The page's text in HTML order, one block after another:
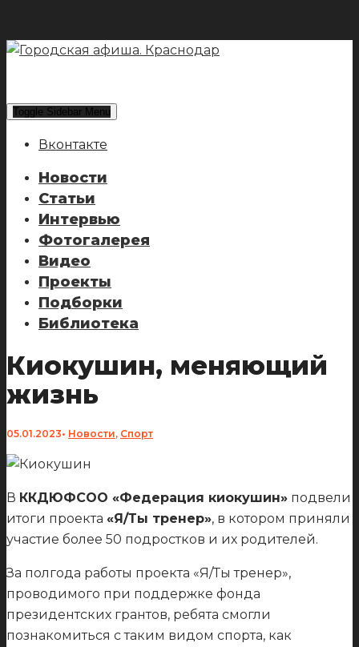
Toggle Sidebar Menu
Вконтакте
Новости
Статьи
Интервью
Фотогалерея
Видео
Проекты
Подборки
Библиотека
Киокушин, меняющий
жизнь
05.01.2023• Новости, Спорт
В ККДЮФСОО «Федерация киокушин» подвели
итоги проекта «Я/Ты тренер», в котором приняли
участие более 50 подростков и их родителей.
За полгода работы проекта «Я/Ты тренер»,
проводимого при поддержке фонда
президентских грантов, ребята смогли
познакомиться с таким видом спорта, как